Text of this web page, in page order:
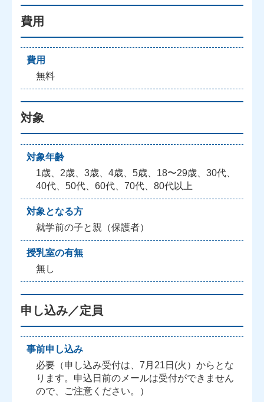
費用
費用
無料
対象
対象年齢
1歳、2歳、3歳、4歳、5歳、18〜29歳、30代、
40代、50代、60代、70代、80代以上
対象となる方
就学前の子と親（保護者）
授乳室の有無
無し
申し込み／定員
事前申し込み
必要（申し込み受付は、7月21日(火）からとな
ります。申込日前のメールは受付ができません
ので、ご注意ください。）